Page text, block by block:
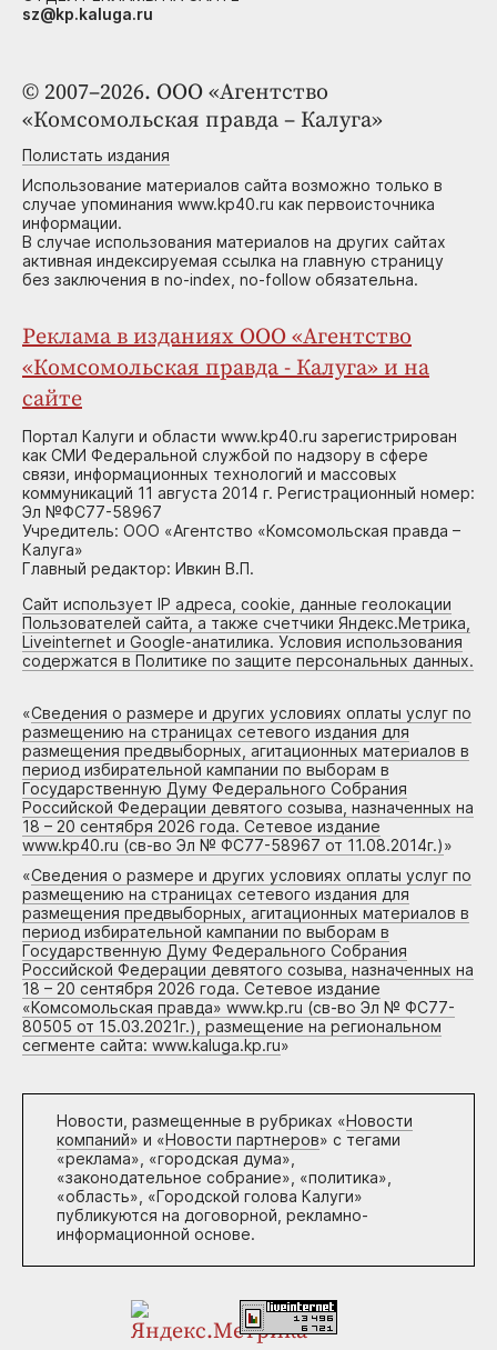
© 2007–2026. ООО «Агентство
«Комсомольская правда – Калуга»
Полистать издания
Использование материалов сайта возможно только в
случае упоминания www.kp40.ru как первоисточника
информации.
В случае использования материалов на других сайтах
активная индексируемая ссылка на главную страницу
без заключения в no-index, no-follow обязательна.
Реклама в изданиях ООО «Агентство
«Комсомольская правда - Калуга» и на
сайте
Портал Калуги и области www.kp40.ru зарегистрирован
как СМИ Федеральной службой по надзору в сфере
связи, информационных технологий и массовых
коммуникаций 11 августа 2014 г. Регистрационный номер:
Эл №ФС77-58967
Учредитель: ООО «Агентство «Комсомольская правда –
Калуга»
Главный редактор: Ивкин В.П.
Сайт использует IP адреса, cookie, данные геолокации
Пользователей сайта, а также счетчики Яндекс.Метрика,
Liveinternet и Google-анатилика. Условия использования
содержатся в Политике по защите персональных данных.
«Сведения о размере и других условиях оплаты услуг по
размещению на страницах сетевого издания для
размещения предвыборных, агитационных материалов в
период избирательной кампании по выборам в
Государственную Думу Федерального Собрания
Российской Федерации девятого созыва, назначенных на
18 – 20 сентября 2026 года. Сетевое издание
www.kp40.ru (св-во Эл № ФС77-58967 от 11.08.2014г.)»
«Сведения о размере и других условиях оплаты услуг по
размещению на страницах сетевого издания для
размещения предвыборных, агитационных материалов в
период избирательной кампании по выборам в
Государственную Думу Федерального Собрания
Российской Федерации девятого созыва, назначенных на
18 – 20 сентября 2026 года. Сетевое издание
«Комсомольская правда» www.kp.ru (св-во Эл № ФС77-
80505 от 15.03.2021г.), размещение на региональном
сегменте сайта: www.kaluga.kp.ru»
Новости, размещенные в рубриках «Новости
компаний» и «Новости партнеров» с тегами
«реклама», «городская дума»,
«законодательное собрание», «политика»,
«область», «Городской голова Калуги»
публикуются на договорной, рекламно-
информационной основе.
sz@kp.kaluga.ru